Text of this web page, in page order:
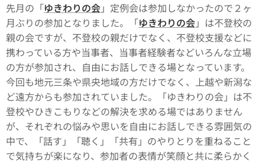
先月の「ゆきわりの会」定例会は参加しなかったので２ヶ
月ぶりの参加となりました。「ゆきわりの会」は不登校の
親の会ですが、不登校の親だけでなく、不登校支援などに
携わっている方や当事者、当事者経験者などいろんな立場
の方が参加され、自由にお話しできる場となっています。
今回も地元三条や県央地域の方だけでなく、上越や新潟な
ど遠方からも参加されていました。「ゆきわりの会」は不
登校やひきこもりなどの解決を求める場ではありません
が、それぞれの悩みや思いを自由にお話しできる雰囲気の
中で、「話す」「聴く」「共有」のやりとりを重ねること
で気持ちが楽になり、参加者の表情が笑顔と共に柔らかく